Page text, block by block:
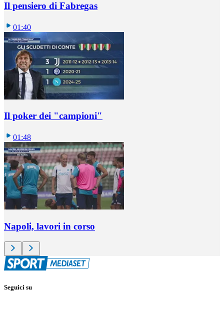
Il pensiero di Fabregas
01:40
Il poker dei "campioni"
01:48
Napoli, lavori in corso
Seguici su